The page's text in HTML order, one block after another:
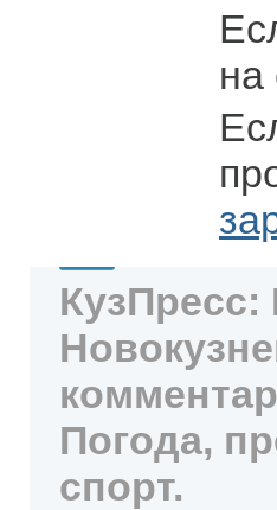
на
Погода,
спорт.